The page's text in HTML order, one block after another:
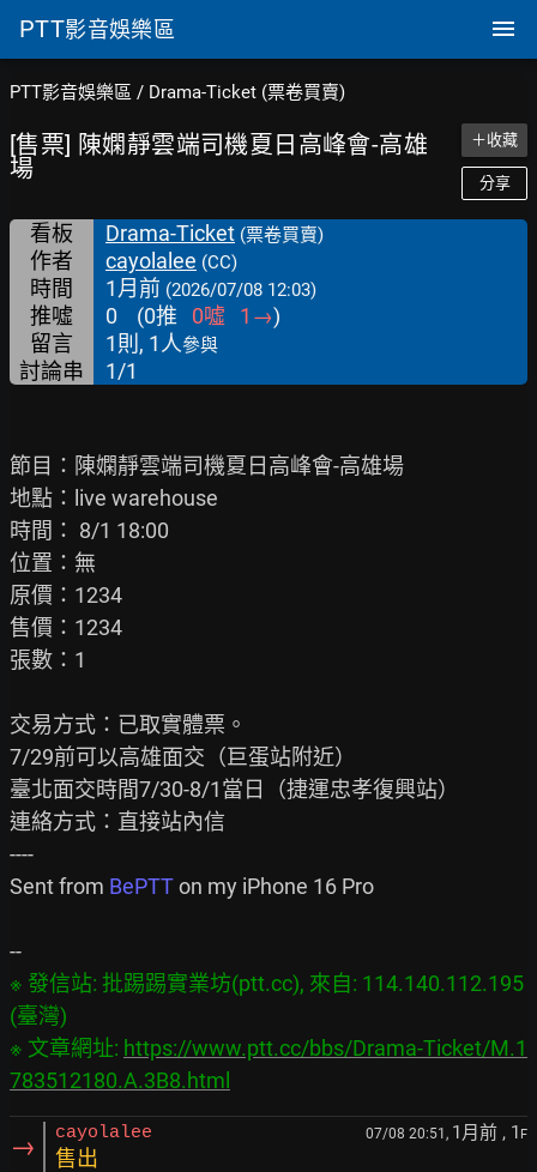
PTT影音娛樂區
PTT影音娛樂區 / Drama-Ticket (票卷買賣)
[售票] 陳嫻靜雲端司機夏日高峰會-高雄
場
＋收藏
分享
看板 Drama-Ticket (票卷買賣)
作者 cayolalee (CC)
時間 1月前 (2026/07/08 12:03)
推噓 0 (0推 0噓 1 →)
留言
1則, 1人參與
討論串 1/1
節目：陳嫻靜雲端司機夏日高峰會-高雄場
地點：live warehouse
時間： 8/1 18:00
位置：無
原價：1234
售價：1234
張數：1
交易方式：已取實體票。
7/29前可以高雄面交（巨蛋站附近）
臺北面交時間7/30-8/1當日（捷運忠孝復興站）
連絡方式：直接站內信
----
Sent from BePTT on my iPhone 16 Pro
※ 發信站: 批踢踢實業坊(ptt.cc), 來自: 114.140.112.195
(臺灣)
※ 文章網址: https://www.ptt.cc/bbs/Drama-Ticket/M.1
783512180.A.3B8.html
→ cayolalee 07/08 20:51, 1月前 , 1 F
售出